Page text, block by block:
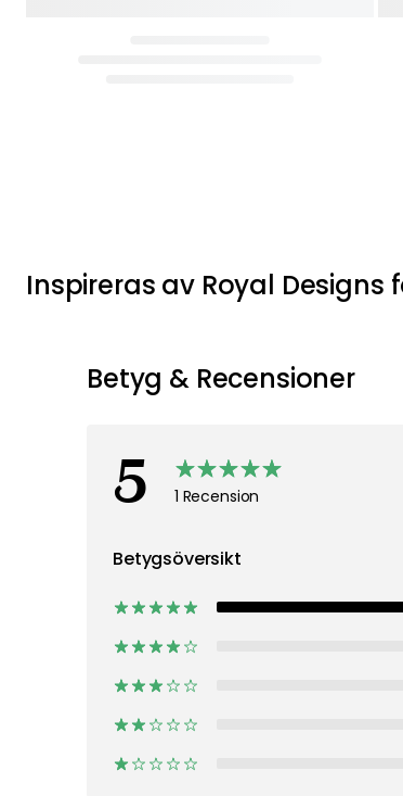
Inspireras av Royal Designs
Betyg & Recensioner
5 1 Recension
Betygsöversikt